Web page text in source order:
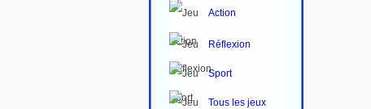
Action
Réflexion
Sport
Tous les jeux